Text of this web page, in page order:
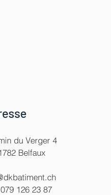
du Verger 4
Belfaux
126 23 87